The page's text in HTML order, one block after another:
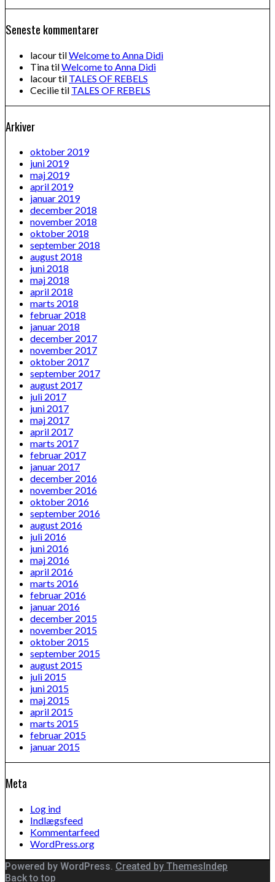
Seneste kommentarer
lacourtilWelcome to Anna Didi
TinatilWelcome to Anna Didi
lacourtil TALES OF REBELS
Cecilietil TALES OF REBELS
Arkiver
oktober 2019
juni 2019
maj 2019
april 2019
januar 2019
december 2018
november 2018
oktober 2018
september 2018
august 2018
juni 2018
maj 2018
april 2018
marts 2018
februar 2018
januar 2018
december 2017
november 2017
oktober 2017
september 2017
august 2017
juli 2017
juni 2017
maj 2017
april 2017
marts 2017
februar 2017
januar 2017
december 2016
november 2016
oktober 2016
september 2016
august 2016
juli 2016
juni 2016
maj 2016
april 2016
marts 2016
februar 2016
januar 2016
december 2015
november 2015
oktober 2015
september 2015
august 2015
juli 2015
juni 2015
maj 2015
april 2015
marts 2015
februar 2015
januar 2015
Meta
Log ind
Indlægsfeed
Kommentarfeed
WordPress.org
Powered by WordPress. Created by ThemesIndep
Back to top